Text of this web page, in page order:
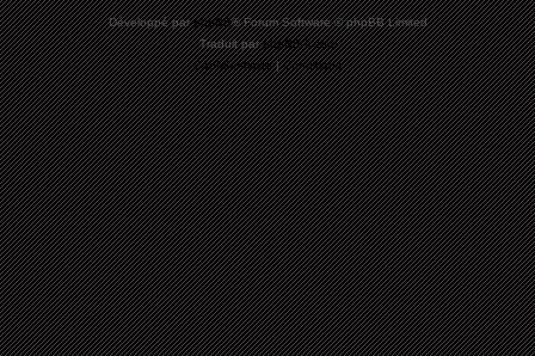
r
Développé parphpBB® Forum Software © phpBB Limited
Traduit parphpBB-fr.com
Confidentialité|Conditions